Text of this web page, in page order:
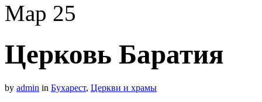
Мар 25
Церковь Баратия
by admin in Бухарест, Церкви и храмы